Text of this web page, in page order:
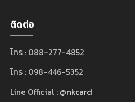
ติดต่อ
โทร : 088-277-4852
โทร : 098-446-5352
Line Official : @nkcard